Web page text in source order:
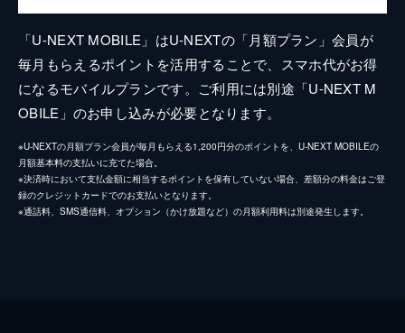
「U-NEXT MOBILE」はU-NEXTの「月額プラン」会員が
毎月もらえるポイントを活用することで、スマホ代がお得
になるモバイルプランです。ご利用には別途「U-NEXT M
OBILE」のお申し込みが必要となります。
※U-NEXTの月額プラン会員が毎月もらえる1,200円分のポイントを、U-NEXT MOBILEの
月額基本料の支払いに充てた場合。
※決済時において支払金額に相当するポイントを保有していない場合、差額分の料金はご登
録のクレジットカードでのお支払いとなります。
※通話料、SMS通信料、オプション（かけ放題など）の月額利用料は別途発生します。